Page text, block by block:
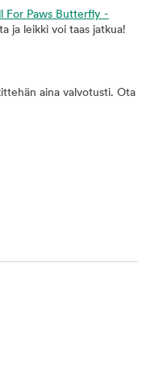
For Paws Butterfly -
ja leikki voi taas jatkua!
aina valvotusti. Ota